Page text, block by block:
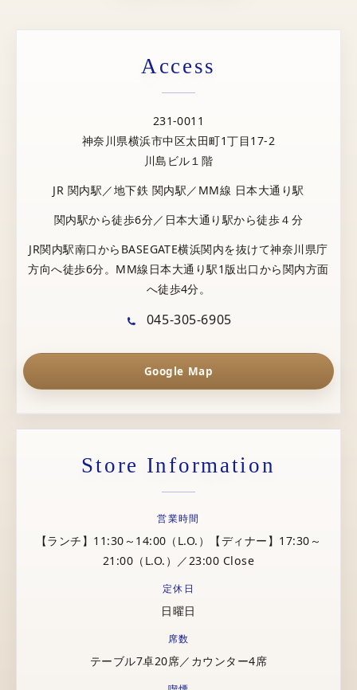
Access
231-0011
神奈川県横浜市中区太田町1丁目17-2
川島ビル１階
JR 関内駅／地下鉄 関内駅／MM線 日本大通り駅
関内駅から徒歩6分／日本大通り駅から徒歩４分
JR関内駅南口からBASEGATE横浜関内を抜けて神奈川県庁
方向へ徒歩6分。MM線日本大通り駅1版出口から関内方面
へ徒歩4分。
045-305-6905
Google Map
Store Information
営業時間
【ランチ】11:30～14:00（L.O.）【ディナー】17:30～
21:00（L.O.）／23:00 Close
定休日
日曜日
席数
テーブル7卓20席／カウンター4席